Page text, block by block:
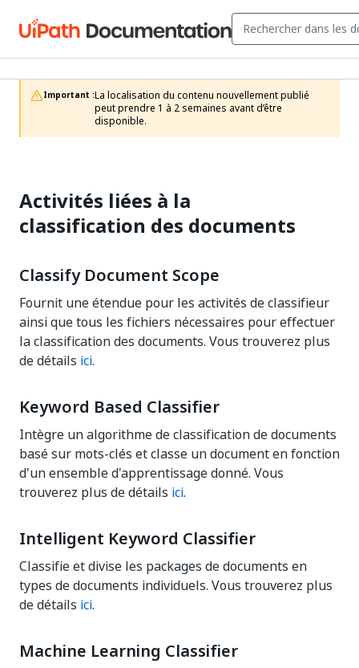
Important :La localisation du contenu nouvellement publié
peut prendre 1 à 2 semaines avant d’être
disponible.
Activités liées à la
classification des documents
Classify Document Scope
Fournit une étendue pour les activités de classifieur
ainsi que tous les fichiers nécessaires pour effectuer
la classification des documents. Vous trouverez plus
de détails ici.
Keyword Based Classifier
Intègre un algorithme de classification de documents
basé sur mots-clés et classe un document en fonction
d'un ensemble d'apprentissage donné. Vous
trouverez plus de détails ici.
Intelligent Keyword Classifier
Classifie et divise les packages de documents en
types de documents individuels. Vous trouverez plus
de détails ici.
Machine Learning Classifier